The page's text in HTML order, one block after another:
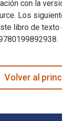
con la
Los
libro de texto
Volver al